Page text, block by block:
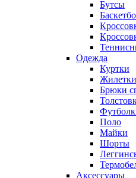
Бутсы
Одежда
Куртки
Жилетки
Брюки
Поло
Майки
Шорты
Аксессуары